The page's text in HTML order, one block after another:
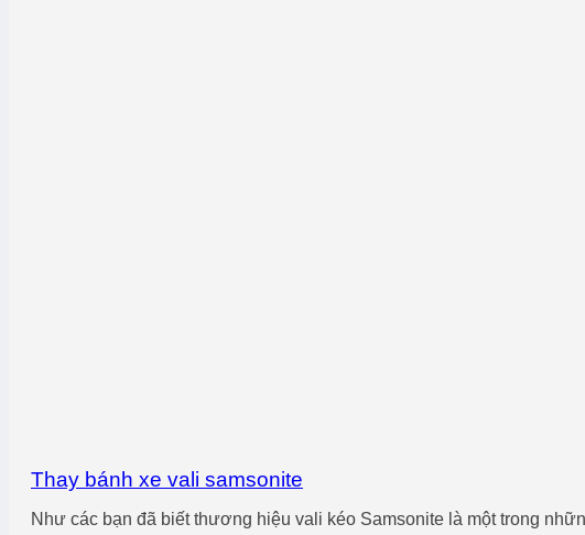
Thay bánh xe vali samsonite
Như các bạn đã biết thương hiệu vali kéo Samsonite là một trong